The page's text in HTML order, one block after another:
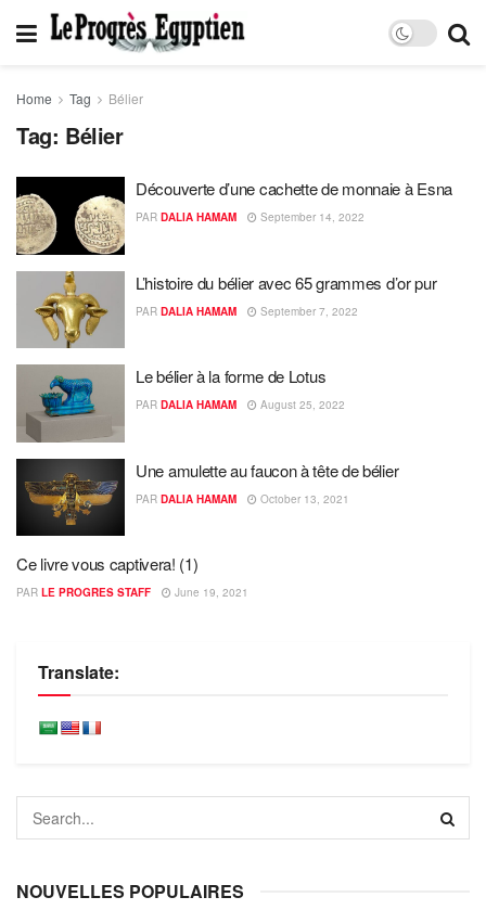
Home Tag Bélier
Tag: Bélier
Découverte d’une cachette de monnaie à Esna
PAR DALIA HAMAM September 14, 2022
L’histoire du bélier avec 65 grammes d’or pur
PAR DALIA HAMAM September 7, 2022
Le bélier à la forme de Lotus
PAR DALIA HAMAM August 25, 2022
Une amulette au faucon à tête de bélier
PAR DALIA HAMAM October 13, 2021
Ce livre vous captivera! (1)
PAR LE PROGRES STAFF June 19, 2021
Translate:
NOUVELLES POPULAIRES